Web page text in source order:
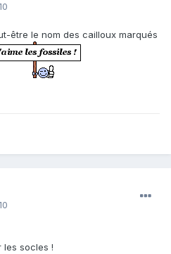
être le nom des cailloux marqués
les socles !